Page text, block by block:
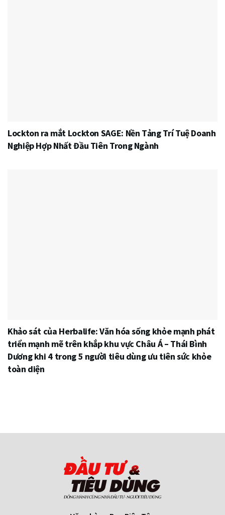
Lockton ra mắt Lockton SAGE: Nền Tảng Trí Tuệ Doanh
Nghiệp Hợp Nhất Đầu Tiên Trong Ngành
Khảo sát của Herbalife: Văn hóa sống khỏe mạnh phát
triển mạnh mẽ trên khắp khu vực Châu Á – Thái Bình
Dương khi 4 trong 5 người tiêu dùng ưu tiên sức khỏe
toàn diện